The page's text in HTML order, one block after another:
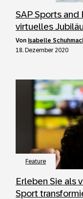
SAP Sports
virtuelles
von Isabelle
18. Dezember 2020
Feature
Erleben Sie als
Sport